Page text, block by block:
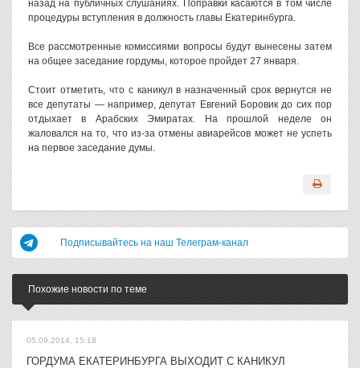
назад на публичных слушаниях. Поправки касаются в том числе
процедуры вступления в должность главы Екатеринбурга.
Все рассмотренные комиссиями вопросы будут вынесены затем
на общее заседание гордумы, которое пройдет 27 января.
Стоит отметить, что с каникул в назначенный срок вернутся не
все депутаты — например, депутат Евгений Боровик до сих пор
отдыхает в Арабских Эмиратах. На прошлой неделе он
жаловался на то, что из-за отмены авиарейсов может не успеть
на первое заседание думы.
Подписывайтесь на наш Телеграм-канал
Похожие новости по теме
05.09.2014, 15:18
ГОРДУМА ЕКАТЕРИНБУРГА ВЫХОДИТ С КАНИКУЛ